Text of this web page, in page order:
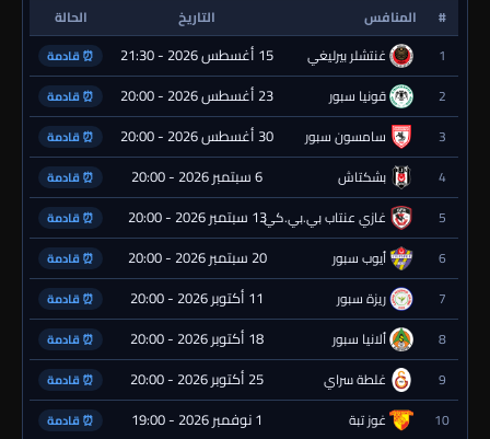
# المنافس التاريخ
الحالة
1
غنتشلر بيرليغي 15 أغسطس 2026 - 21:30 ⏰ قادمة
2 قونيا سبور 23 أغسطس 2026 - 20:00 ⏰ قادمة
3 سامسون سبور 30 أغسطس 2026 - 20:00 ⏰ قادمة
4 بشكتاش 6 سبتمبر 2026 - 20:00 ⏰ قادمة
5 غازي عنتاب بي.بي.كي.13 سبتمبر 2026 - 20:00 ⏰ قادمة
6 أيوب سبور 20 سبتمبر 2026 - 20:00 ⏰ قادمة
7 ريزة سبور 11 أكتوبر 2026 - 20:00 ⏰ قادمة
8 ألانيا سبور 18 أكتوبر 2026 - 20:00 ⏰ قادمة
9 غلطة سراي 25 أكتوبر 2026 - 20:00 ⏰ قادمة
10 غوز تبة 1 نوفمبر 2026 - 19:00 ⏰ قادمة